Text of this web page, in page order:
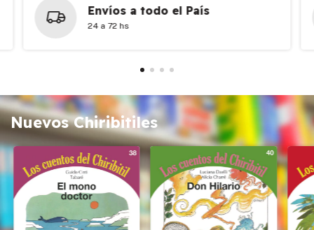
Envíos a todo el País
24 a 72 hs
Nuevos Chiribitiles